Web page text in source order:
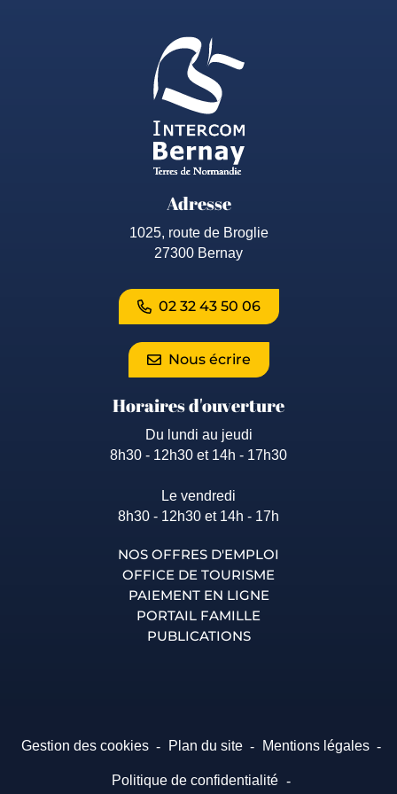
Adresse
1025, route de Broglie
27300 Bernay
02 32 43 50 06
Nous écrire
Horaires d'ouverture
Du lundi au jeudi
8h30 - 12h30 et 14h - 17h30
Le vendredi
8h30 - 12h30 et 14h - 17h
NOS OFFRES D'EMPLOI
OFFICE DE TOURISME
PAIEMENT EN LIGNE
PORTAIL FAMILLE
PUBLICATIONS
Gestion des cookies Plan du site Mentions légales
Politique de confidentialité